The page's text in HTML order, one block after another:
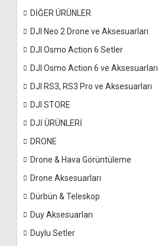
DİĞER ÜRÜNLER
DJI Neo 2 Drone ve Aksesuarları
DJI Osmo Action 6 Setler
DJI Osmo Action 6 ve Aksesuarları
DJI RS3, RS3 Pro ve Aksesuarları
DJI STORE
DJİ ÜRÜNLERİ
DRONE
Drone & Hava Görüntüleme
Drone Aksesuarları
Dürbün & Teleskop
Duy Aksesuarları
Duylu Setler